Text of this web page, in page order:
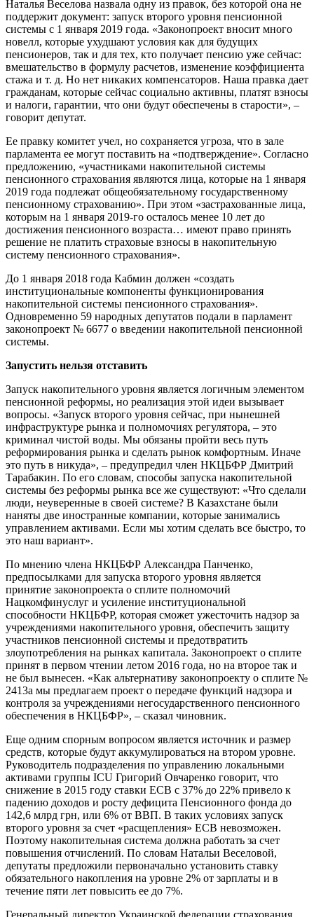
Наталья Веселова назвала одну из правок, без которой она не
поддержит документ: запуск второго уровня пенсионной
системы с 1 января 2019 года. «Законопроект вносит много
новелл, которые ухудшают условия как для будущих
пенсионеров, так и для тех, кто получает пенсию уже сейчас:
вмешательство в формулу расчетов, изменение коэффициента
стажа и т. д. Но нет никаких компенсаторов. Наша правка дает
гражданам, которые сейчас социально активны, платят взносы
и налоги, гарантии, что они будут обеспечены в старости», –
говорит депутат.
Ее правку комитет учел, но сохраняется угроза, что в зале
парламента ее могут поставить на «подтверждение». Согласно
предложению, «участниками накопительной системы
пенсионного страхования являются лица, которые на 1 января
2019 года подлежат общеобязательному государственному
пенсионному страхованию». При этом «застрахованные лица,
которым на 1 января 2019-го осталось менее 10 лет до
достижения пенсионного возраста… имеют право принять
решение не платить страховые взносы в накопительную
систему пенсионного страхования».
До 1 января 2018 года Кабмин должен «создать
институциональные компоненты функционирования
накопительной системы пенсионного страхования».
Одновременно 59 народных депутатов подали в парламент
законопроект № 6677 о введении накопительной пенсионной
системы.
Запустить нельзя отставить
Запуск накопительного уровня является логичным элементом
пенсионной реформы, но реализация этой идеи вызывает
вопросы. «Запуск второго уровня сейчас, при нынешней
инфраструктуре рынка и полномочиях регулятора, – это
криминал чистой воды. Мы обязаны пройти весь путь
реформирования рынка и сделать рынок комфортным. Иначе
это путь в никуда», – предупредил член НКЦБФР Дмитрий
Тарабакин. По его словам, способы запуска накопительной
системы без реформы рынка все же существуют: «Что сделали
люди, неуверенные в своей системе? В Казахстане были
наняты две иностранные компании, которые занимались
управлением активами. Если мы хотим сделать все быстро, то
это наш вариант».
По мнению члена НКЦБФР Александра Панченко,
предпосылками для запуска второго уровня является
принятие законопроекта о сплите полномочий
Нацкомфинуслуг и усиление институциональной
способности НКЦБФР, которая сможет ужесточить надзор за
учреждениями накопительного уровня, обеспечить защиту
участников пенсионной системы и предотвратить
злоупотребления на рынках капитала. Законопроект о сплите
принят в первом чтении летом 2016 года, но на второе так и
не был вынесен. «Как альтернативу законопроекту о сплите №
2413а мы предлагаем проект о передаче функций надзора и
контроля за учреждениями негосударственного пенсионного
обеспечения в НКЦБФР», – сказал чиновник.
Еще одним спорным вопросом является источник и размер
средств, которые будут аккумулироваться на втором уровне.
Руководитель подразделения по управлению локальными
активами группы ICU Григорий Овчаренко говорит, что
снижение в 2015 году ставки ЕСВ с 37% до 22% привело к
падению доходов и росту дефицита Пенсионного фонда до
142,6 млрд грн, или 6% от ВВП. В таких условиях запуск
второго уровня за счет «расщепления» ЕСВ невозможен.
Поэтому накопительная система должна работать за счет
повышения отчислений. По словам Натальи Веселовой,
депутаты предложили первоначально установить ставку
обязательного накопления на уровне 2% от зарплаты и в
течение пяти лет повысить ее до 7%.
Генеральный директор Украинской федерации страхования